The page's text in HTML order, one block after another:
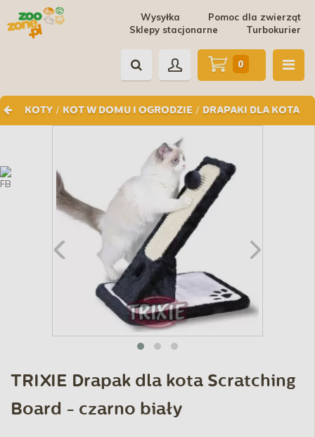
Pomoc dla zwierząt
Wysyłka
Turbokurier
Sklepy stacjonarne
KOTY / KOT W DOMU I OGRODZIE / DRAPAKI DLA KOTA
0
TRIXIE Drapak dla kota Scratching
Board - czarno biały